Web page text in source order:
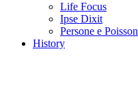
Life Focus
Ipse Dixit
Persone e Poisson
History